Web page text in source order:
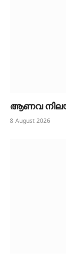
ആണവ
8 August 2026